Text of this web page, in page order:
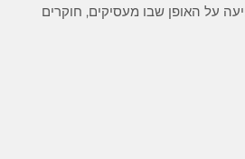
על האופן שבו מעסיקים, חוקרים